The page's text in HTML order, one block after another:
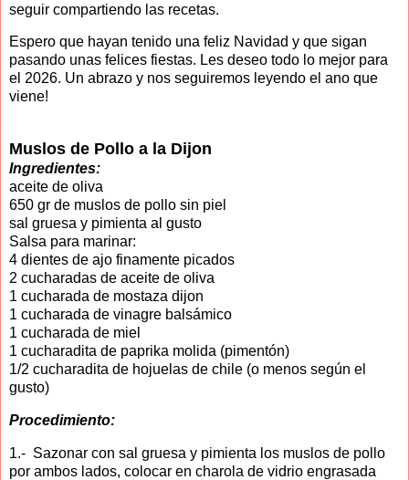
seguir compartiendo las recetas.
Espero que hayan tenido una feliz Navidad y que sigan
pasando unas felices fiestas. Les deseo todo lo mejor para
el 2026. Un abrazo y nos seguiremos leyendo el ano que
viene!
Muslos de Pollo a la Dijon
Ingredientes:
aceite de oliva
650 gr de muslos de pollo sin piel
sal gruesa y pimienta al gusto
Salsa para marinar:
4 dientes de ajo finamente picados
2 cucharadas de aceite de oliva
1 cucharada de mostaza dijon
1 cucharada de vinagre balsámico
1 cucharada de miel
1 cucharadita de paprika molida (pimentón)
1/2 cucharadita de hojuelas de chile (o menos según el
gusto)
Procedimiento:
1.- Sazonar con sal gruesa y pimienta los muslos de pollo
por ambos lados, colocar en charola de vidrio engrasada